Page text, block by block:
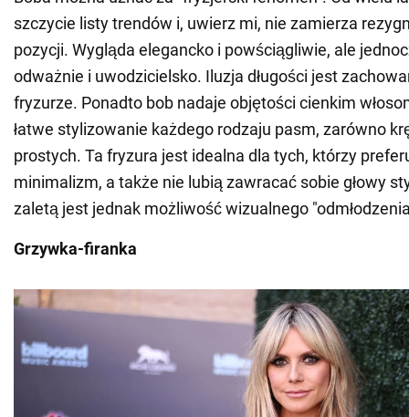
szczycie listy trendów i, uwierz mi, nie zamierza
pozycji. Wygląda elegancko i powściągliwie, ale
odważnie i uwodzicielsko. Iluzja długości jest
fryzurze. Ponadto bob nadaje objętości cienkim
łatwe stylizowanie każdego rodzaju pasm, zarówno
prostych. Ta fryzura jest idealna dla tych, którzy
minimalizm, a także nie lubią zawracać sobie głowy
zaletą jest jednak możliwość wizualnego
Grzywka-firanka